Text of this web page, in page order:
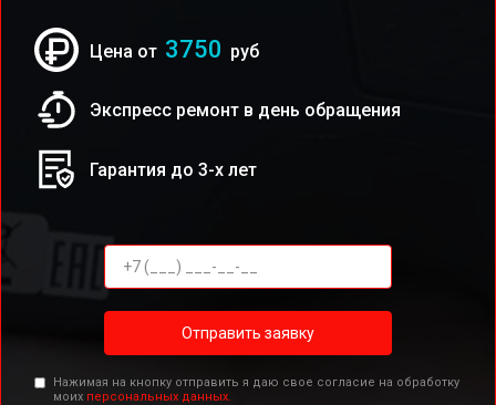
Цена от 3750 руб
Экспресс ремонт в день обращения
Гарантия до 3-х лет
Отправить заявку
Нажимая на кнопку отправить я даю свое согласие на обработку
моих персональных данных.